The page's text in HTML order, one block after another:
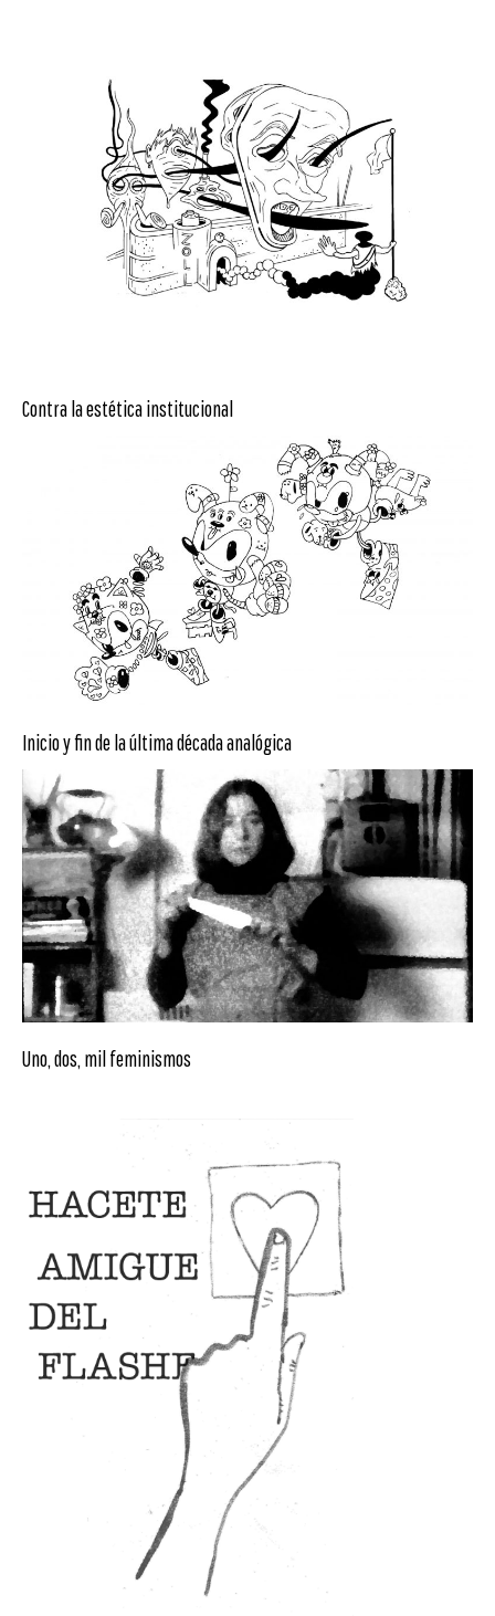
Contra la estética institucional
Inicio y fin de la última década analógica
Uno, dos, mil feminismos